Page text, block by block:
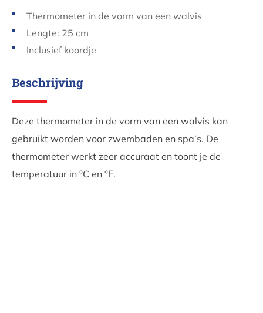
Thermometer in de vorm van een walvis
Lengte: 25 cm
Inclusief koordje
Beschrijving
Deze thermometer in de vorm van een walvis kan
gebruikt worden voor zwembaden en spa’s. De
thermometer werkt zeer accuraat en toont je de
temperatuur in °C en °F.